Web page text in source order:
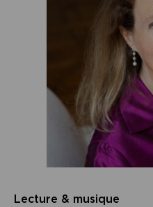
Lecture & musique